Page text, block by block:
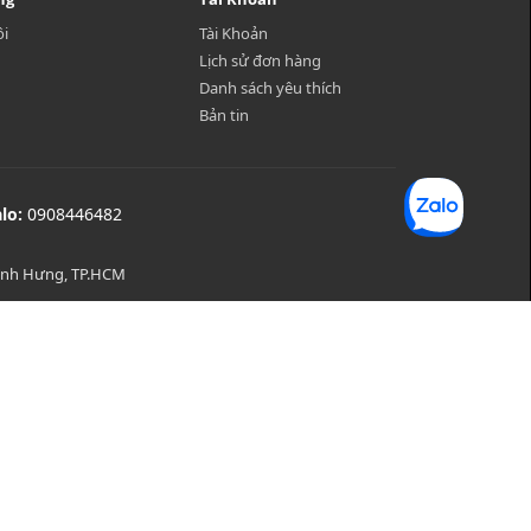
Tài Khoản
Lịch sử đơn hàng
Danh sách yêu thích
Bản tin
0908446482
Hưng, TP.HCM